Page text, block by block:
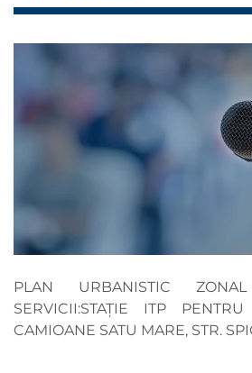
PLAN URBANISTIC
SERVICII:STAȚIE ITP
CAMIOANE SATU MARE, STR.